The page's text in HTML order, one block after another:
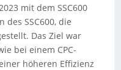
mit dem SSC600
des SSC600, die
Das Ziel war
bei einem CPC-
höheren Effizienz